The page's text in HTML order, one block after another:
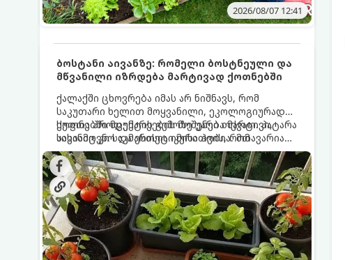
2026/08/07 12:41
ბოსტანი აივანზე: რომელი ბოსტნეული და
მწვანილი იზრდება მარტივად ქოთნებში
ქალაქში ცხოვრება იმას არ ნიშნავს, რომ
საკუთარი ხელით მოყვანილი, ეკოლოგიურად
სუფთა პროდუქტის გემოზე უარი თქვათ. პატარა
აივანიც კი საკმარისია იმისათვის, რომ
მოიწყოთ მინი-ბოსტანი, საიდანაც
ყოველდღიურად ახალ, არომატულ მწვანილსა
და ბოსტნეულს მოკრეფთ.
ქოთნებში მცენარეების მოშენება მარტივი,
სასიამოვნო და ესთეტიკური ჰობია. მთავარია
იცოდეთ, რომელი კულტურები ეგუებიან
ქოთნის პირობებს ყველაზე კარგად და როგორ
მოუაროთ მათ სწორად.